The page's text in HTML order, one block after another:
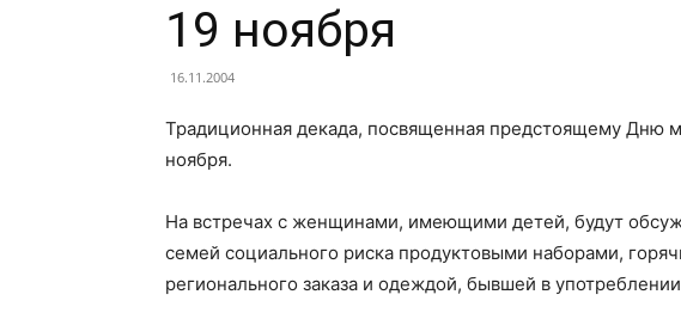
19 ноября
16.11.2004
Традиционная декада, посвященная предстоящему Дню
ноября.
На встречах с женщинами, имеющими детей, будут
семей социального риска продуктовыми наборами,
регионального заказа и одеждой, бывшей в